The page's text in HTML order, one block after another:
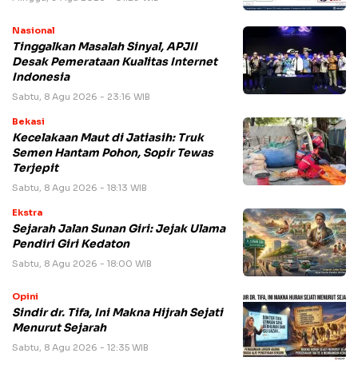
Nasional
Tinggalkan Masalah Sinyal, APJII
Desak Pemerataan Kualitas Internet
Indonesia
Sabtu, 8 Agu 2026 - 23:16 WIB
Bekasi
Kecelakaan Maut di Jatiasih: Truk
Semen Hantam Pohon, Sopir Tewas
Terjepit
Sabtu, 8 Agu 2026 - 18:13 WIB
Ekstra
Sejarah Jalan Sunan Giri: Jejak Ulama
Pendiri Giri Kedaton
Sabtu, 8 Agu 2026 - 18:00 WIB
Opini
Sindir dr. Tifa, Ini Makna Hijrah Sejati
Menurut Sejarah
Sabtu, 8 Agu 2026 - 12:35 WIB